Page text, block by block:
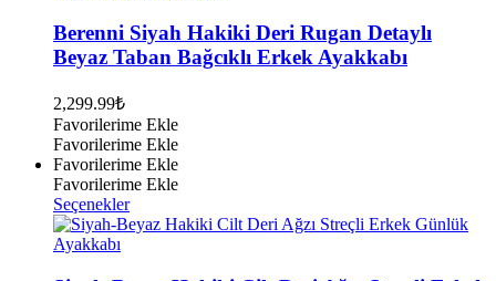
varyasyonu
var.
Seçenekler
seçilebilir
Berenni Siyah Hakiki Deri Rugan Detaylı
Beyaz Taban Bağcıklı Erkek Ayakkabı
2,299.99₺
Favorilerime Ekle
Favorilerime Ekle
Favorilerime Ekle
Favorilerime Ekle
SeçeneklerBu
ürünün